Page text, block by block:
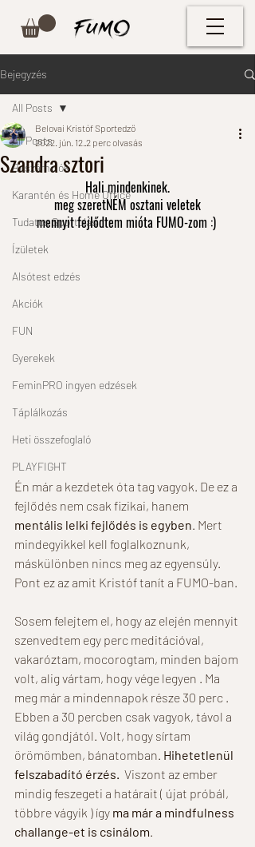
Bejegyzés
All Posts
Beszámolók
Karantén és Home Office
Tudatos Sportolás
Ízületek
Alsótest edzés
Akciók
FUN
Gyerekek
FeminPRO ingyen edzések
Táplálkozás
Heti összefoglaló
PLAYFIGHT
All Posts
Szandra sztori
Belovai Kristóf Sportedző
2022. jún. 12. 2 perc olvasás
Hali mindenkinek.
meg szeretNÉM osztani veletek
mennyit fejlődtem mióta FUMO-zom :)
Én már a kezdetek óta tag vagyok. De ez a
fejlődés nem csak fizikai, hanem
mentális lelki fejlődés is egyben. Mert
mindegyikkel kell foglalkoznunk,
máskülönben nincs meg az egyensúly.
Pont ez az amit Kristóf tanít a FUMO-ban.
Sosem felejtem el, hogy az elején mennyit
szenvedtem egy perc meditációval,
vakaróztam, mocorogtam, minden bajom
volt, alig vártam, hogy vége legyen . Ma
meg már a mindennapok része 30 perc .
Ebben a 30 percben csak vagyok, távol a
világ gondjától. Volt, hogy sírtam
örömömben, bánatomban. Hihetetlenül
felszabadító érzés.
  Viszont az ember
mindig feszegeti a határait ( újat próbál,
többre vágyik ) így ma már a mindfulness
challange-et is csinálom.